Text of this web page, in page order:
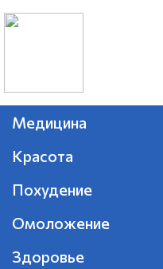
Медицина
Красота
Похудение
Омоложение
Здоровье